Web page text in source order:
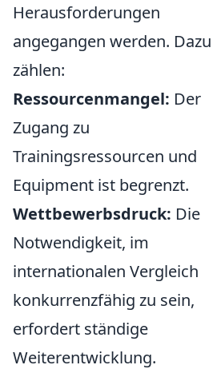
Herausforderungen
angegangen werden. Dazu
zählen:
Ressourcenmangel: Der
Zugang zu
Trainingsressourcen und
Equipment ist begrenzt.
Wettbewerbsdruck: Die
Notwendigkeit, im
internationalen Vergleich
konkurrenzfähig zu sein,
erfordert ständige
Weiterentwicklung.